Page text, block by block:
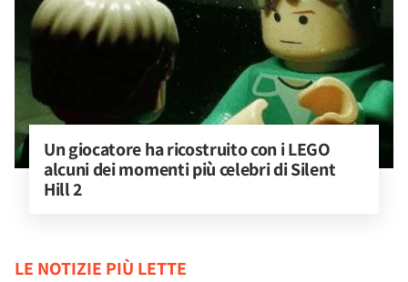
Un giocatore ha ricostruito con i LEGO
alcuni dei momenti più celebri di Silent
Hill 2
LE NOTIZIE PIÙ LETTE